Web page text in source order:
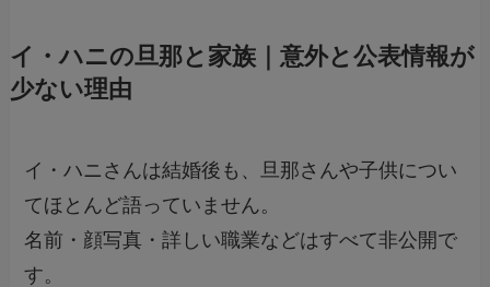
イ・ハニの旦那と家族｜意外と公表情報が
少ない理由
イ・ハニさんは結婚後も、旦那さんや子供につい
てほとんど語っていません。
名前・顔写真・詳しい職業などはすべて非公開で
す。